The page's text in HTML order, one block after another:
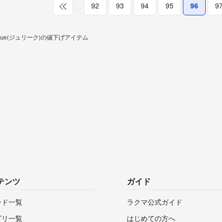
92 93 94 95 96
ジュリーク)の値下げアイテム
ンツ
一覧
一覧
ガイド
ラクマ公式ガイド
はじめての方へ